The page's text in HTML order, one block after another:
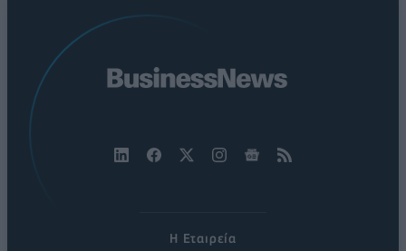
Η Εταιρεία